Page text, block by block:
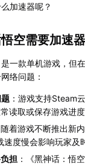
加速器呢？
空需要加速器
一款单机游戏，但
络问题：
：游戏支持Steam
读取或保存游戏进度
随着游戏不断推出新
度慢会影响玩家及
担 ：《黑神话：悟